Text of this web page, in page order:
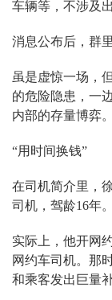
车辆等，不涉及
消息公布后，群
虽是虚惊一场，
的危险隐患，一
内部的存量博弈。
“用时间换钱”
在司机简介里，
司机，驾龄16年
实际上，他开网
网约车司机。那
和乘客发出巨量